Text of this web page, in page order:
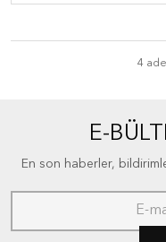
4
E-
En son haberler,